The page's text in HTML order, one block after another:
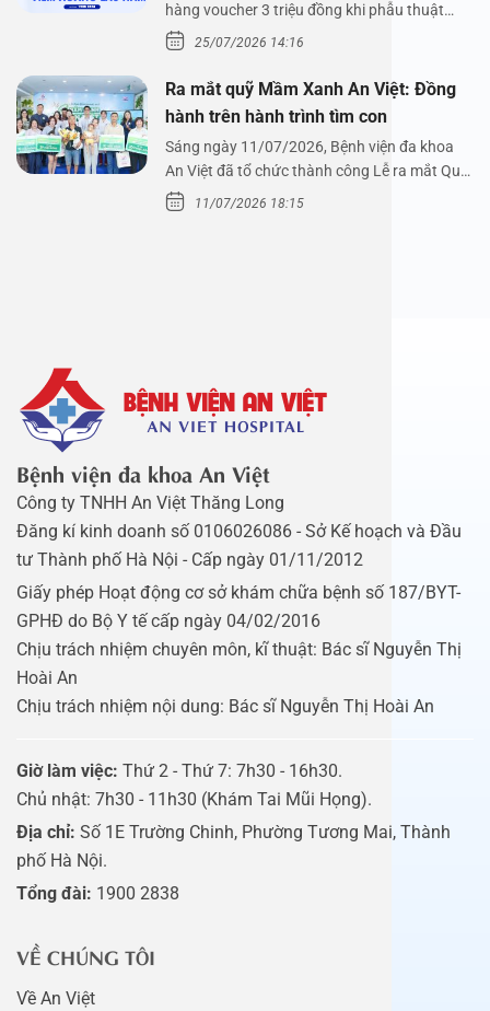
hàng voucher 3 triệu đồng khi phẫu thuật
xoang cùng PGS.…
25/07/2026 14:16
Ra mắt quỹ Mầm Xanh An Việt: Đồng
hành trên hành trình tìm con
Sáng ngày 11/07/2026, Bệnh viện đa khoa
An Việt đã tổ chức thành công Lễ ra mắt Quỹ
Mầm Xanh…
11/07/2026 18:15
Bệnh viện đa khoa An Việt
Công ty TNHH An Việt Thăng Long
Đăng kí kinh doanh số 0106026086 - Sở Kế hoạch và Đầu
tư Thành phố Hà Nội - Cấp ngày 01/11/2012
Giấy phép Hoạt động cơ sở khám chữa bệnh số 187/BYT-
GPHĐ do Bộ Y tế cấp ngày 04/02/2016
Chịu trách nhiệm chuyên môn, kĩ thuật: Bác sĩ Nguyễn Thị
Hoài An
Chịu trách nhiệm nội dung: Bác sĩ Nguyễn Thị Hoài An
Giờ làm việc: Thứ 2 - Thứ 7: 7h30 - 16h30.
Chủ nhật: 7h30 - 11h30 (Khám Tai Mũi Họng).
Địa chỉ: Số 1E Trường Chinh, Phường Tương Mai, Thành
phố Hà Nội.
Tổng đài: 1900 2838
VỀ CHÚNG TÔI
Về An Việt